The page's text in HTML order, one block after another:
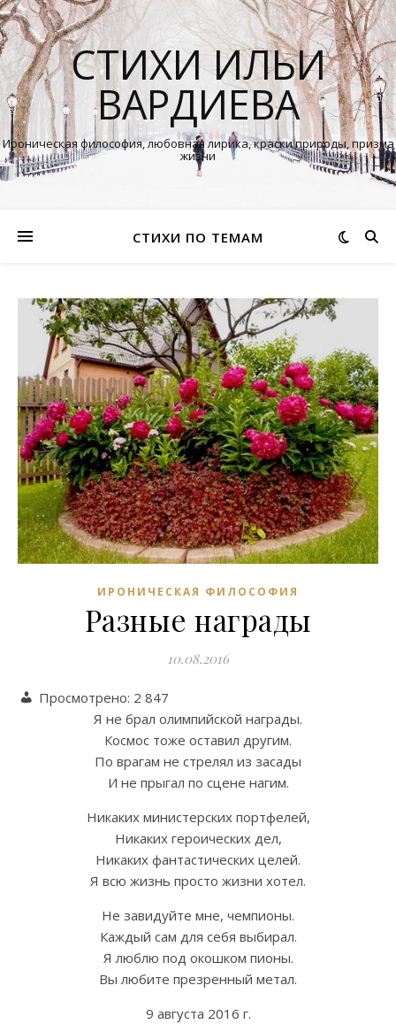
СТИХИ ИЛЬИ
ВАРДИЕВА
Ироническая философия, любовная лирика, краски природы, призма
жизни
СТИХИ ПО ТЕМАМ
ИРОНИЧЕСКАЯ ФИЛОСОФИЯ
Разные награды
10.08.2016
Просмотрено: 2 847
Я не брал олимпийской награды.
Космос тоже оставил другим.
По врагам не стрелял из засады
И не прыгал по сцене нагим.
Никаких министерских портфелей,
Никаких героических дел,
Никаких фантастических целей.
Я всю жизнь просто жизни хотел.
Не завидуйте мне, чемпионы.
Каждый сам для себя выбирал.
Я люблю под окошком пионы.
Вы любите презренный метал.
9 августа 2016 г.